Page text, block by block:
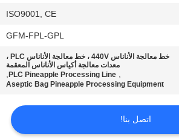
ISO9001, CE
GFM-FPL-GPL
خط معالجة الأناناس 440V ، خط معالجة الأناناس PLC ،
معدات معالجة أكياس الأناناس المعقمة
,
PLC Pineapple Processing Line
,
Aseptic Bag Pineapple Processing Equipment
اتصل بنا!